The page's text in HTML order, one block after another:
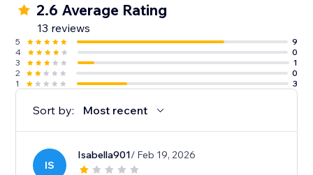
2.6 Average Rating
13 reviews
5
9
4
0
3
1
2
0
1
3
Sort by: Most recent
IS
Isabella901/ Feb 19, 2026